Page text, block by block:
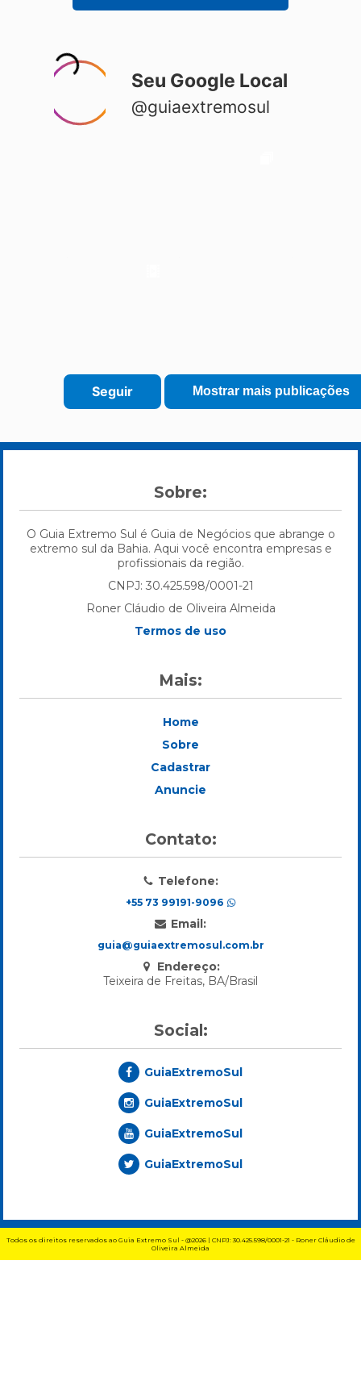
Sobre:
O Guia Extremo Sul é Guia de Negócios que abrange o
extremo sul da Bahia. Aqui você encontra empresas e
profissionais da região.
CNPJ: 30.425.598/0001-21
Roner Cláudio de Oliveira Almeida
Termos de uso
Mais:
Home
Sobre
Cadastrar
Anuncie
Contato:
Telefone:
+55 73 99191-9096
Email:
guia@guiaextremosul.com.br
Endereço:
Teixeira de Freitas, BA/Brasil
Social:
GuiaExtremoSul
GuiaExtremoSul
GuiaExtremoSul
GuiaExtremoSul
Todos os direitos reservados ao Guia Extremo Sul - @2026 | CNPJ: 30.425.598/0001-21 - Roner Cláudio de
Oliveira Almeida